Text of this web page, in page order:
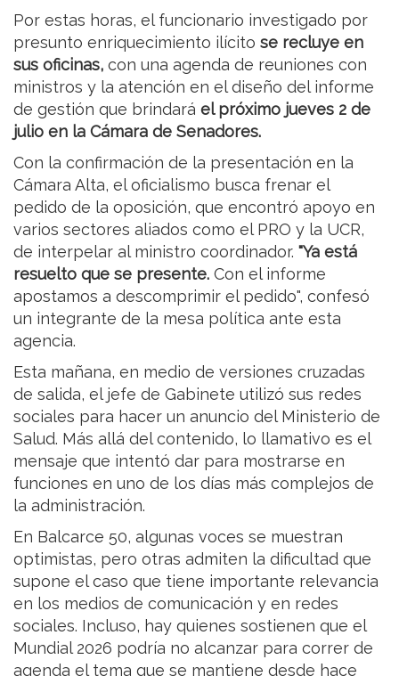
Por estas horas, el funcionario investigado por
presunto enriquecimiento ilícito se recluye en
sus oficinas, con una agenda de reuniones con
ministros y la atención en el diseño del informe
de gestión que brindará el próximo jueves 2 de
julio en la Cámara de Senadores.
Con la confirmación de la presentación en la
Cámara Alta, el oficialismo busca frenar el
pedido de la oposición, que encontró apoyo en
varios sectores aliados como el PRO y la UCR,
de interpelar al ministro coordinador. "Ya está
resuelto que se presente. Con el informe
apostamos a descomprimir el pedido", confesó
un integrante de la mesa política ante esta
agencia.
Esta mañana, en medio de versiones cruzadas
de salida, el jefe de Gabinete utilizó sus redes
sociales para hacer un anuncio del Ministerio de
Salud. Más allá del contenido, lo llamativo es el
mensaje que intentó dar para mostrarse en
funciones en uno de los días más complejos de
la administración.
En Balcarce 50, algunas voces se muestran
optimistas, pero otras admiten la dificultad que
supone el caso que tiene importante relevancia
en los medios de comunicación y en redes
sociales. Incluso, hay quienes sostienen que el
Mundial 2026 podría no alcanzar para correr de
agenda el tema que se mantiene desde hace